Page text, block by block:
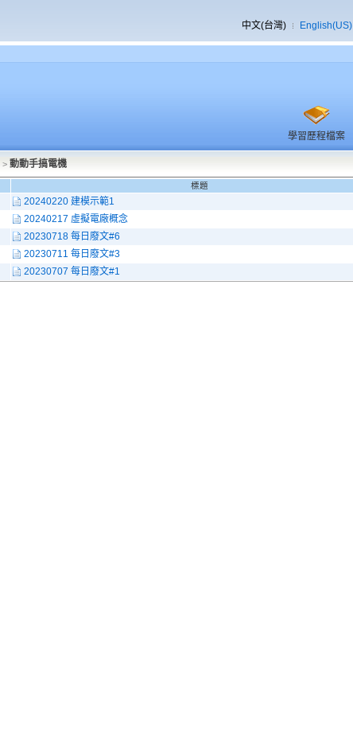
中文(台灣)
English(US)
學習歷程檔案
> 動動手搞電機
標題
20240220 建模示範1
20240217 虛擬電廠概念
20230718 每日廢文#6
20230711 每日廢文#3
20230707 每日廢文#1